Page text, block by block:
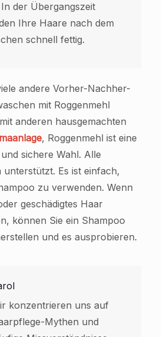
der Übergangszeit
Ihre Haare nach dem
schnell fettig.
andere Vorher-Nachher-
mit Roggenmehl
anderen hausgemachten
, Roggenmehl ist eine
sichere Wahl. Alle
Es ist einfach,
zu verwenden. Wenn
geschädigtes Haar
können Sie ein Shampoo
und es ausprobieren.
konzentrieren uns auf
Mythen und